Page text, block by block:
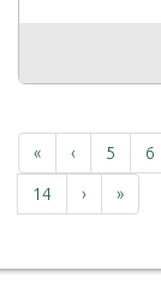
Prima
« Precedente
‹ 5 6
14 Successiva
› Ultima
»